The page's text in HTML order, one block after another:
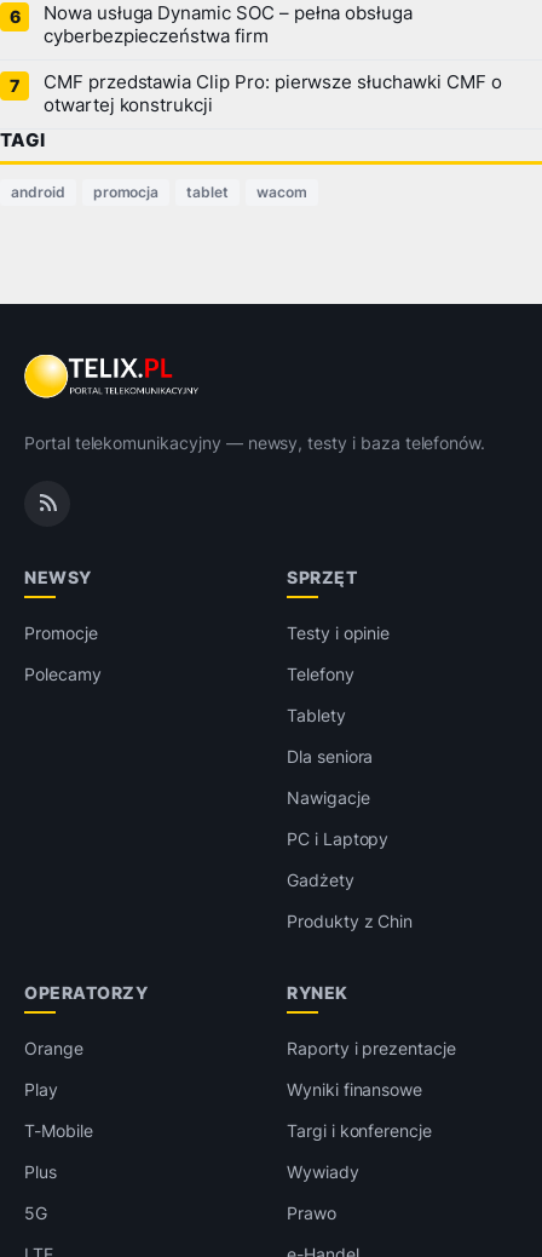
Nowa usługa Dynamic SOC – pełna obsługa
cyberbezpieczeństwa firm
CMF przedstawia Clip Pro: pierwsze słuchawki CMF o
otwartej konstrukcji
TAGI
android promocja tablet wacom
Portal telekomunikacyjny — newsy, testy i baza telefonów.
NEWSY
Promocje
Polecamy
SPRZĘT
Testy i opinie
Telefony
Tablety
Dla seniora
Nawigacje
PC i Laptopy
Gadżety
Produkty z Chin
OPERATORZY
Orange
Play
T-Mobile
Plus
5G
RYNEK
Raporty i prezentacje
Wyniki finansowe
Targi i konferencje
Wywiady
Prawo